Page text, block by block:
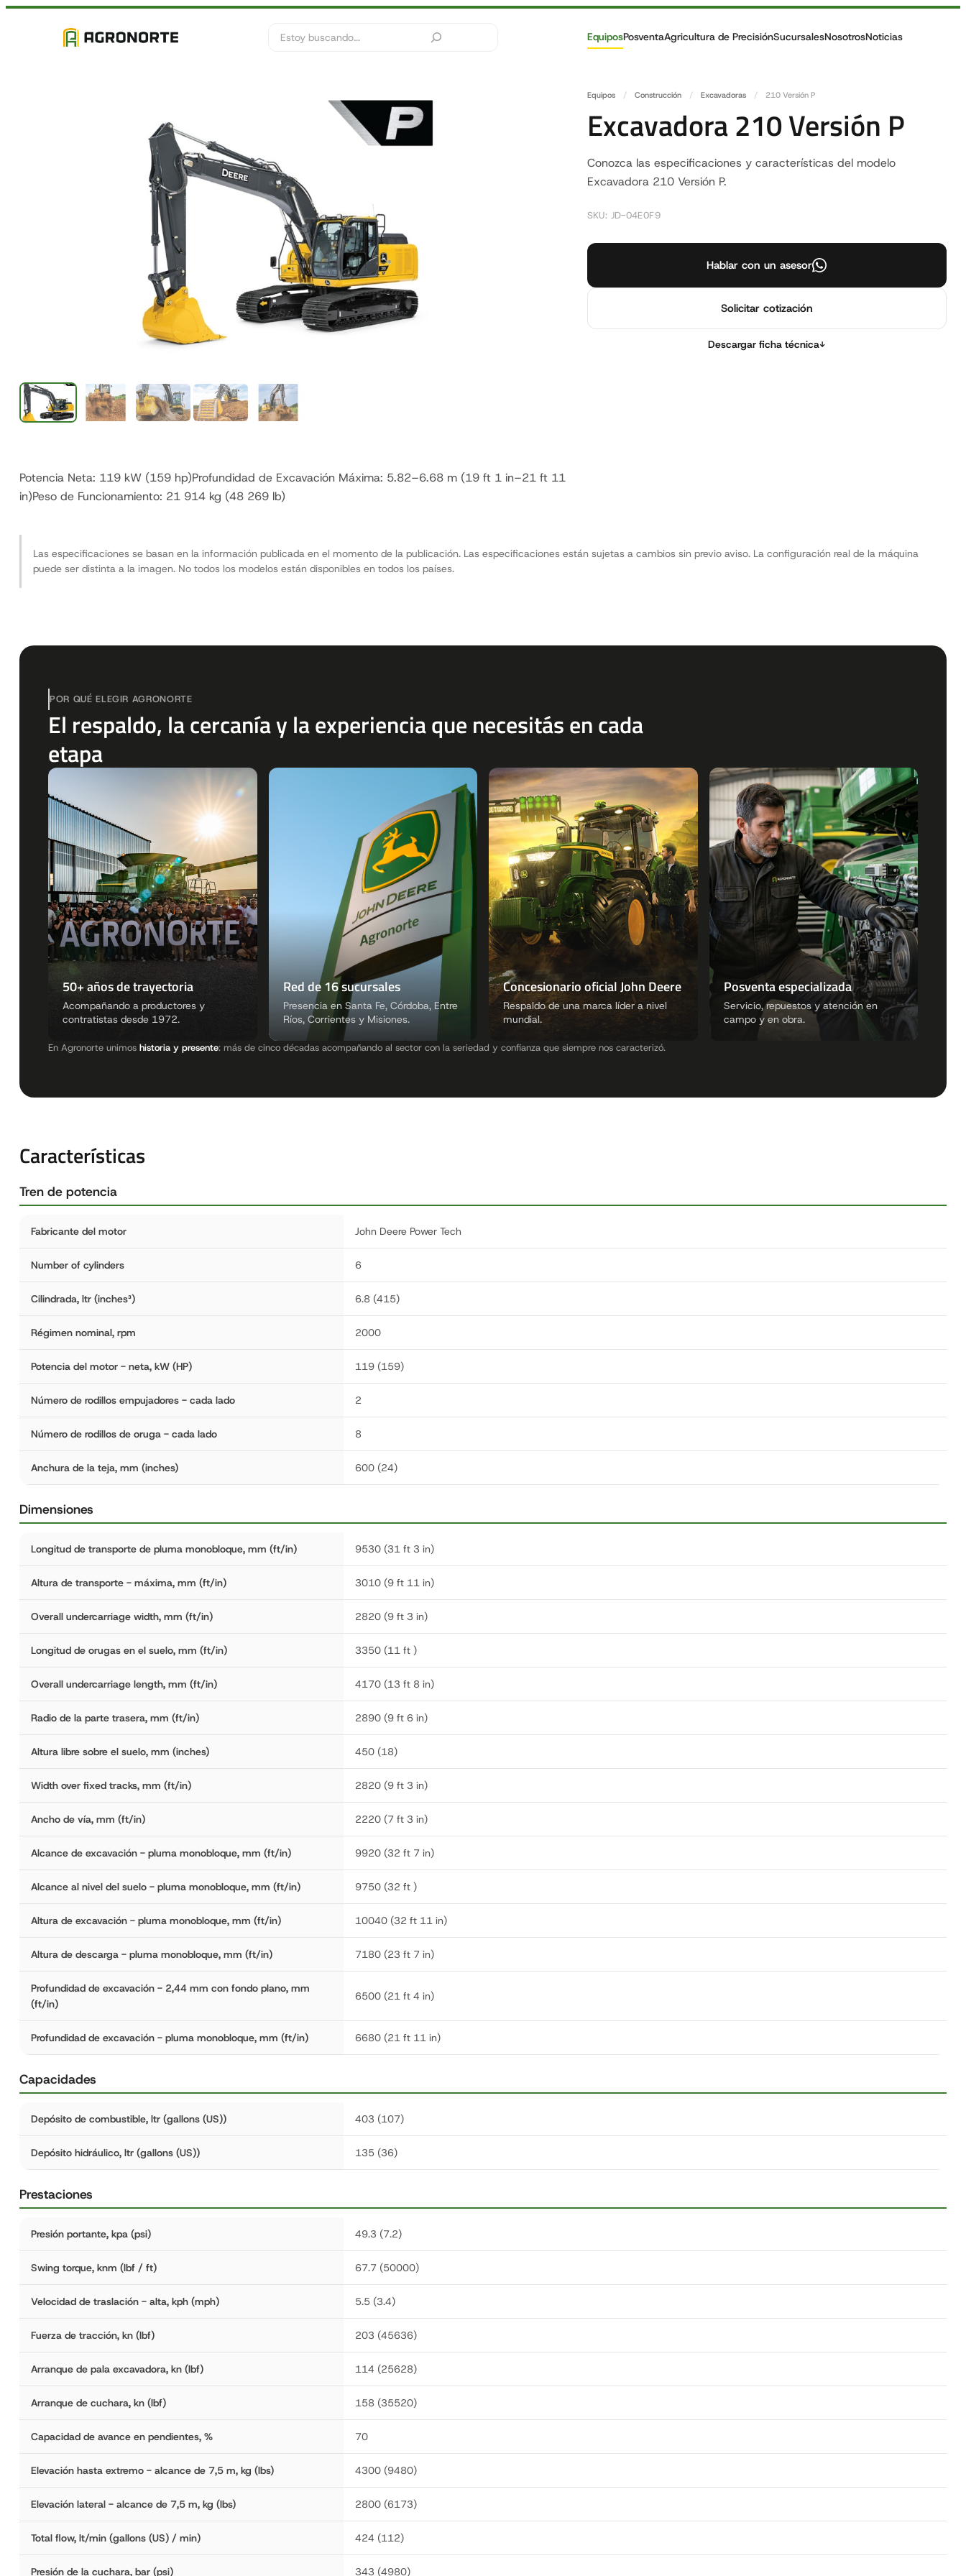
Buscar
EquiposPosventaAgricultura de PrecisiónSucursalesNosotrosNoticias
Equipos / Construcción / Excavadoras / 210 Versión P
Excavadora 210 Versión P
Conozca las especificaciones y características del modelo
Excavadora 210 Versión P.
SKU: JD-04E0F9
Hablar con un asesor
Solicitar cotización
Descargar ficha técnica↓
Potencia Neta: 119 kW (159 hp)Profundidad de Excavación Máxima: 5.82–6.68 m (19 ft 1 in–21 ft 11
in)Peso de Funcionamiento: 21 914 kg (48 269 lb)
Las especificaciones se basan en la información publicada en el momento de la publicación. Las especificaciones están sujetas a cambios sin previo aviso. La configuración real de la máquina
puede ser distinta a la imagen. No todos los modelos están disponibles en todos los países.
POR QUÉ ELEGIR AGRONORTE
El respaldo, la cercanía y la experiencia que necesitás en cada
etapa
50+ años de trayectoria
Acompañando a productores y
contratistas desde 1972.
Red de 16 sucursales
Presencia en Santa Fe, Córdoba, Entre
Ríos, Corrientes y Misiones.
Concesionario oficial John Deere
Respaldo de una marca líder a nivel
mundial.
Posventa especializada
Servicio, repuestos y atención en
campo y en obra.
En Agronorte unimos historia y presente: más de cinco décadas acompañando al sector con la seriedad y confianza que siempre nos caracterizó.
Características
Tren de potencia
Fabricante del motor John Deere Power Tech
Number of cylinders 6
Cilindrada, ltr (inches³) 6.8 (415)
Régimen nominal, rpm 2000
Potencia del motor - neta, kW (HP) 119 (159)
Número de rodillos empujadores - cada lado 2
Número de rodillos de oruga - cada lado 8
Anchura de la teja, mm (inches) 600 (24)
Dimensiones
Longitud de transporte de pluma monobloque, mm (ft/in) 9530 (31 ft 3 in)
Altura de transporte - máxima, mm (ft/in) 3010 (9 ft 11 in)
Overall undercarriage width, mm (ft/in) 2820 (9 ft 3 in)
Longitud de orugas en el suelo, mm (ft/in) 3350 (11 ft )
Overall undercarriage length, mm (ft/in) 4170 (13 ft 8 in)
Radio de la parte trasera, mm (ft/in) 2890 (9 ft 6 in)
Altura libre sobre el suelo, mm (inches) 450 (18)
Width over fixed tracks, mm (ft/in) 2820 (9 ft 3 in)
Ancho de vía, mm (ft/in) 2220 (7 ft 3 in)
Alcance de excavación - pluma monobloque, mm (ft/in) 9920 (32 ft 7 in)
Alcance al nivel del suelo - pluma monobloque, mm (ft/in) 9750 (32 ft )
Altura de excavación - pluma monobloque, mm (ft/in) 10040 (32 ft 11 in)
Altura de descarga - pluma monobloque, mm (ft/in) 7180 (23 ft 7 in)
Profundidad de excavación - 2,44 mm con fondo plano, mm
(ft/in)
6500 (21 ft 4 in)
Profundidad de excavación - pluma monobloque, mm (ft/in) 6680 (21 ft 11 in)
Capacidades
Depósito de combustible, ltr (gallons (US)) 403 (107)
Depósito hidráulico, ltr (gallons (US)) 135 (36)
Prestaciones
Presión portante, kpa (psi) 49.3 (7.2)
Swing torque, knm (lbf / ft) 67.7 (50000)
Velocidad de traslación - alta, kph (mph) 5.5 (3.4)
Fuerza de tracción, kn (lbf) 203 (45636)
Arranque de pala excavadora, kn (lbf) 114 (25628)
Arranque de cuchara, kn (lbf) 158 (35520)
Capacidad de avance en pendientes, % 70
Elevación hasta extremo - alcance de 7,5 m, kg (lbs) 4300 (9480)
Elevación lateral - alcance de 7,5 m, kg (lbs) 2800 (6173)
Total flow, lt/min (gallons (US) / min) 424 (112)
Presión de la cuchara, bar (psi) 343 (4980)